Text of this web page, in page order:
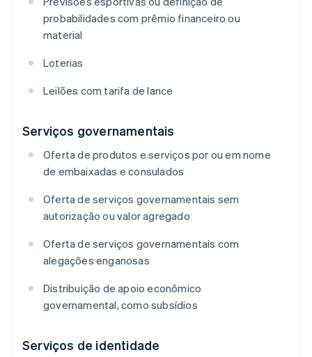
probabilidades com prêmio financeiro ou
material
Loterias
Leilões com tarifa de lance
Serviços governamentais
Oferta de produtos e serviços por ou em nome
de embaixadas e consulados
Oferta de serviços governamentais sem
autorização ou valor agregado
Oferta de serviços governamentais com
alegações enganosas
Distribuição de apoio econômico
governamental, como subsídios
Serviços de identidade